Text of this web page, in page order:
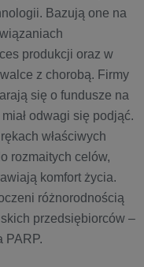
Bazują one na
produkcji oraz w
z chorobą. Firmy
się o fundusze na
odwagi się podjąć.
właściwych
rozmaitych celów,
komfort życia.
różnorodnością
przedsiębiorców –
PARP.